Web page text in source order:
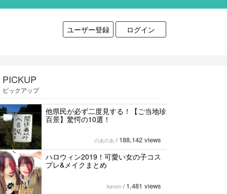
ユーザー登録 ログイン
PICKUP
ピックアップ
他県民が必ず二度見する！【ご当地珍
百景】驚愕の10選！
のあのあ / 188,142 views
ハロウィン2019！可愛い女の子コス
プレ&メイクまとめ
kanon / 1,481 views